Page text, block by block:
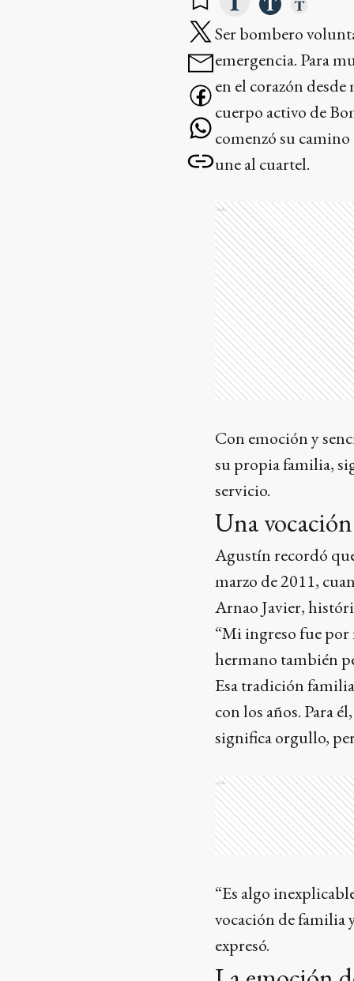
Ser bombero
emergencia. Para
en el corazón
cuerpo activo de
comenzó su
une al cuartel.
Ads
Con emoción y
su propia familia,
servicio.
Una
Agustín recordó
marzo de 2011,
Arnao Javier,
“Mi ingreso fue
hermano también
Esa tradición
con los años. Para
significa orgullo,
Ads
“Es algo
vocación de familia
expresó.